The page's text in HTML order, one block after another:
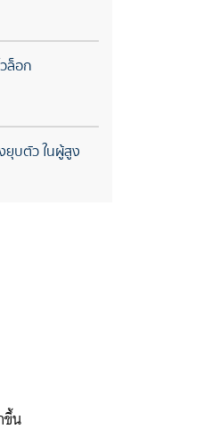
ล็อก
ยุบตัว ในผู้สูง
ขึ้น